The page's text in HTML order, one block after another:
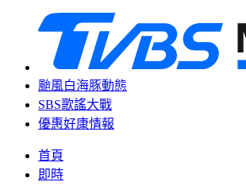
颱風白海豚動態
SBS歌謠大戰
優惠好康情報
首頁
即時